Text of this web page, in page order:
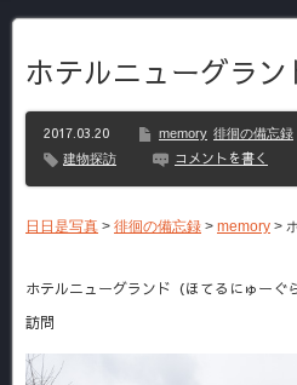
ホテルニューグラ
2017.03.20 memory 徘徊の備忘録
建物探訪
コメントを書く
日日是写真 > 徘徊の備忘録 > memory >
ホテルニューグランド（ほてるにゅー
訪問